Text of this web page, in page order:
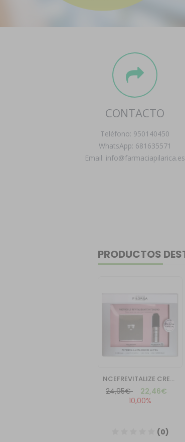
CONTACTO
Teléfono: 950140450
WhatsApp: 681635571
Email: info@farmaciapilarica.es